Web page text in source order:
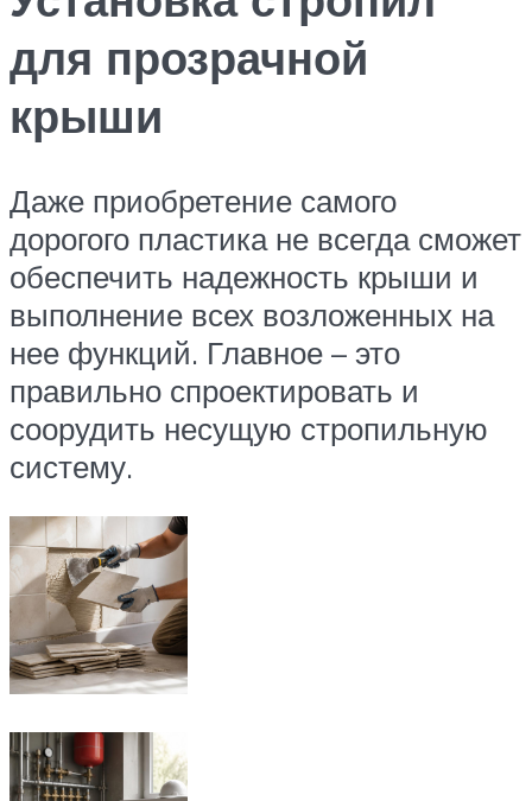
для прозрачной
крыши
Даже приобретение самого
дорогого пластика не всегда сможет
обеспечить надежность крыши и
выполнение всех возложенных на
нее функций. Главное – это
правильно спроектировать и
соорудить несущую стропильную
систему.